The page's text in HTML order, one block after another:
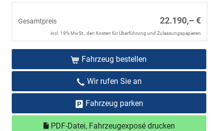
Gesamtpreis 22.190,– €
incl. 19% MwSt., den Kosten für Überführung und Zulassungspapieren
Fahrzeug bestellen
Wir rufen Sie an
Fahrzeug parken
PDF-Datei, Fahrzeugexposé drucken